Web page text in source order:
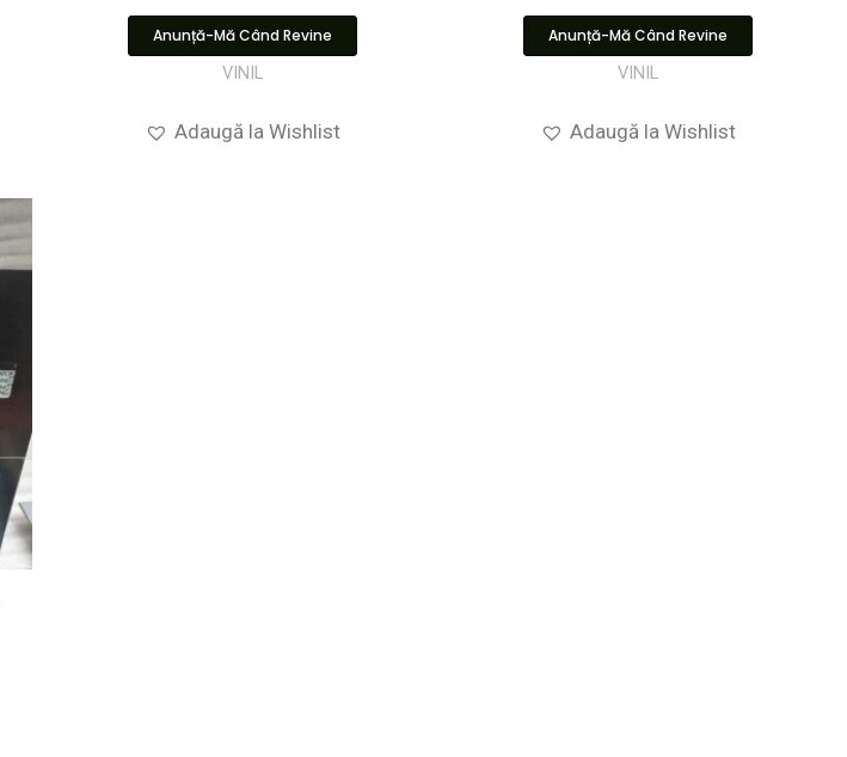
Anunță-Mă Când Revine
VINIL
Adaugă la Wishlist
Anunță-Mă Când Revine
VINIL
Adaugă la Wishlist